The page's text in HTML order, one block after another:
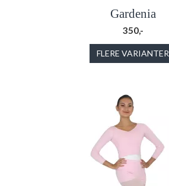
Gardenia
350,-
FLERE VARIANTER